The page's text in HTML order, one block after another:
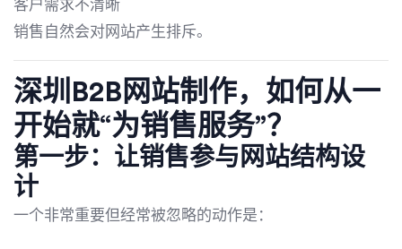
客户需求不清晰
销售自然会对网站产生排斥。
深圳B2B网站制作，如何从一
开始就“为销售服务”？
第一步：让销售参与网站结构设
计
一个非常重要但经常被忽略的动作是：